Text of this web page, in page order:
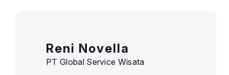
Reni Novella
PT Global Service Wisata